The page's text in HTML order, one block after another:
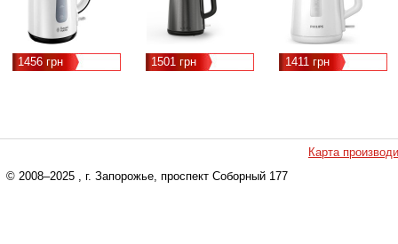
1456 грн 1501 грн 1411 грн
Карта
© 2008–2025 , г. Запорожье, проспект Соборный 177